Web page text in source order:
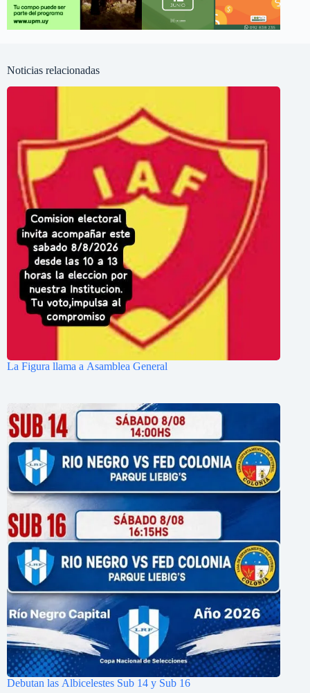
Noticias relacionadas
La Figura llama a Asamblea General
Debutan las Albicelestes Sub 14 y Sub 16